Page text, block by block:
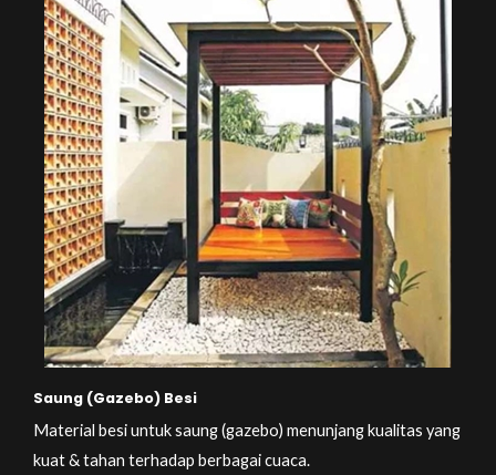
Saung (Gazebo) Besi
Material besi untuk saung (gazebo) menunjang kualitas yang
kuat & tahan terhadap berbagai cuaca.